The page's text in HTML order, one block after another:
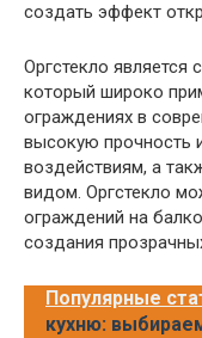
создать эффект
Оргстекло
который широко
ограждениях в
высокую прочность
воздействиям, а
видом. Оргстекло
ограждений на
создания
Популярные
кухню: